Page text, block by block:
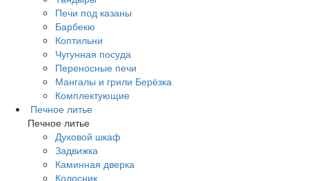
Печи под казаны
Барбекю
Коптильни
Чугунная посуда
Переносные печи
Мангалы и грили Берёзка
Комплектующие
Печное литье
Печное литье
Духовой шкаф
Задвижка
Каминная дверка
Колосник